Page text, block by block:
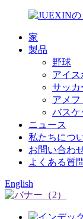
家
製品
野球
アイス
サッカ
アメフ
バスケ
ニュース
私たちにつ
お問い合わ
よくある質
English